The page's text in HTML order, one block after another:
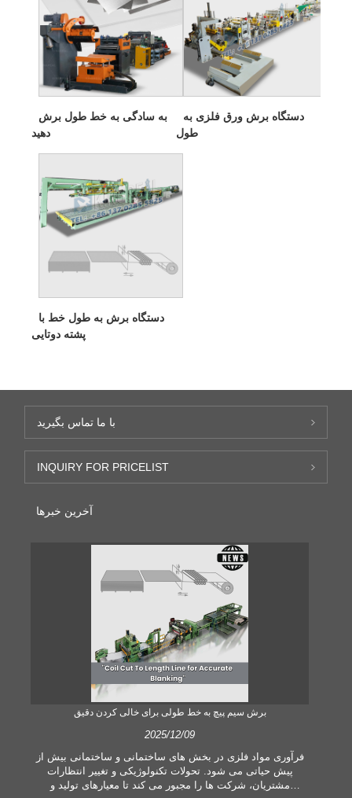
به سادگی به خط طول برش
دهید
دستگاه برش ورق فلزی به
طول
دستگاه برش به طول خط با
پشته دوتایی
با ما تماس بگیرید
INQUIRY FOR PRICELIST
آخرین خبرها
برش سیم پیچ به خط طولی برای خالی کردن دقیق
2025/12/09
فرآوری مواد فلزی در بخش های ساختمانی و ساختمانی بیش از
پیش حیاتی می شود. تحولات تکنولوژیکی و تغییر انتظارات
مشتریان، شرکت ها را مجبور می کند تا معیارهای تولید و